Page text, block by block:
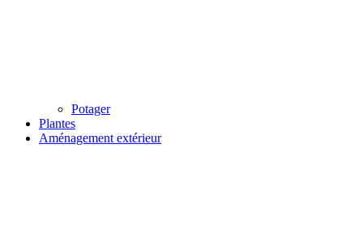
Potager
Plantes
Aménagement extérieur